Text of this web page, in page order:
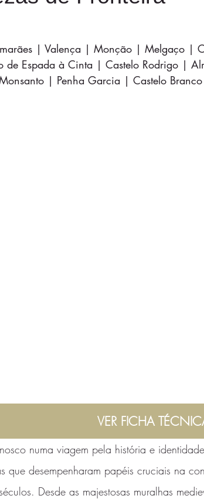
| Valença | Monção | Melgaço |
de Espada à Cinta | Castelo Rodrigo |
| Penha Garcia | Castelo
VER FICHA
numa viagem pela história e
que desempenharam papéis cruciais na
Desde as majestosas muralhas